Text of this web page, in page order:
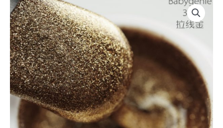
BabyGenie
美
甲
罐
裝
色
膠
拉
線